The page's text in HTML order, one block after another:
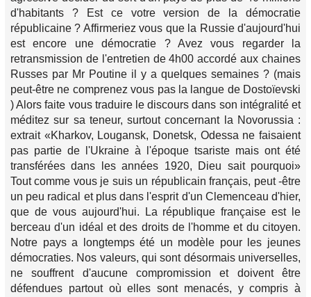
d'habitants ? Est ce votre version de la démocratie
républicaine ? Affirmeriez vous que la Russie d'aujourd'hui
est encore une démocratie ? Avez vous regarder la
retransmission de l'entretien de 4h00 accordé aux chaines
Russes par Mr Poutine il y a quelques semaines ? (mais
peut-être ne comprenez vous pas la langue de Dostoïevski
) Alors faite vous traduire le discours dans son intégralité et
méditez sur sa teneur, surtout concernant la Novorussia :
extrait «Kharkov, Lougansk, Donetsk, Odessa ne faisaient
pas partie de l'Ukraine à l'époque tsariste mais ont été
transférées dans les années 1920, Dieu sait pourquoi»
Tout comme vous je suis un républicain français, peut -être
un peu radical et plus dans l'esprit d'un Clemenceau d'hier,
que de vous aujourd'hui. La république française est le
berceau d'un idéal et des droits de l'homme et du citoyen.
Notre pays a longtemps été un modèle pour les jeunes
démocraties. Nos valeurs, qui sont désormais universelles,
ne souffrent d'aucune compromission et doivent être
défendues partout où elles sont menacés, y compris à